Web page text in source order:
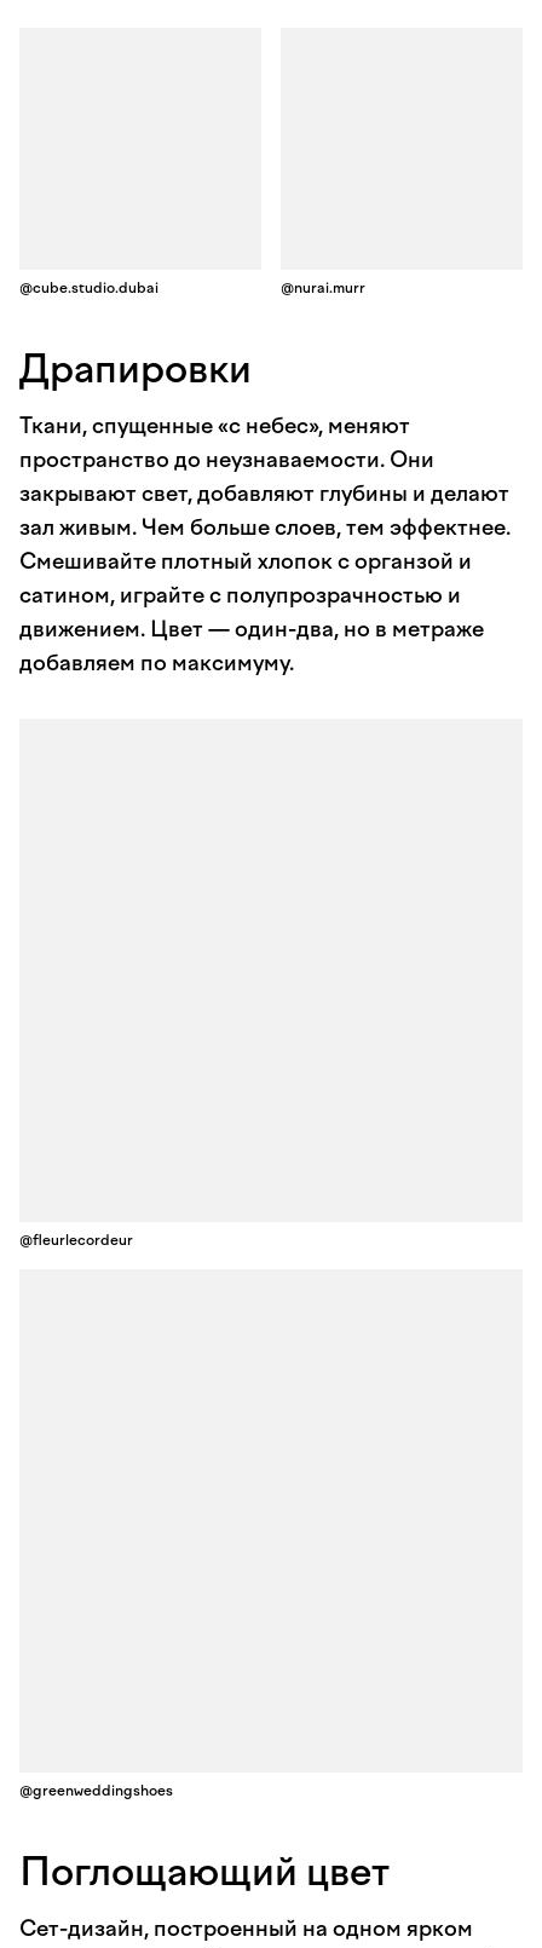
@cube.studio.dubai @nurai.murr
Драпировки
Ткани, спущенные «с небес», меняют
пространство до неузнаваемости. Они
закрывают свет, добавляют глубины и делают
зал живым. Чем больше слоев, тем эффектнее.
Смешивайте плотный хлопок с органзой и
сатином, играйте с полупрозрачностью и
движением. Цвет — один-два, но в метраже
добавляем по максимуму.
@fleurlecordeur
@greenweddingshoes
Поглощающий цвет
Сет-дизайн, построенный на одном ярком